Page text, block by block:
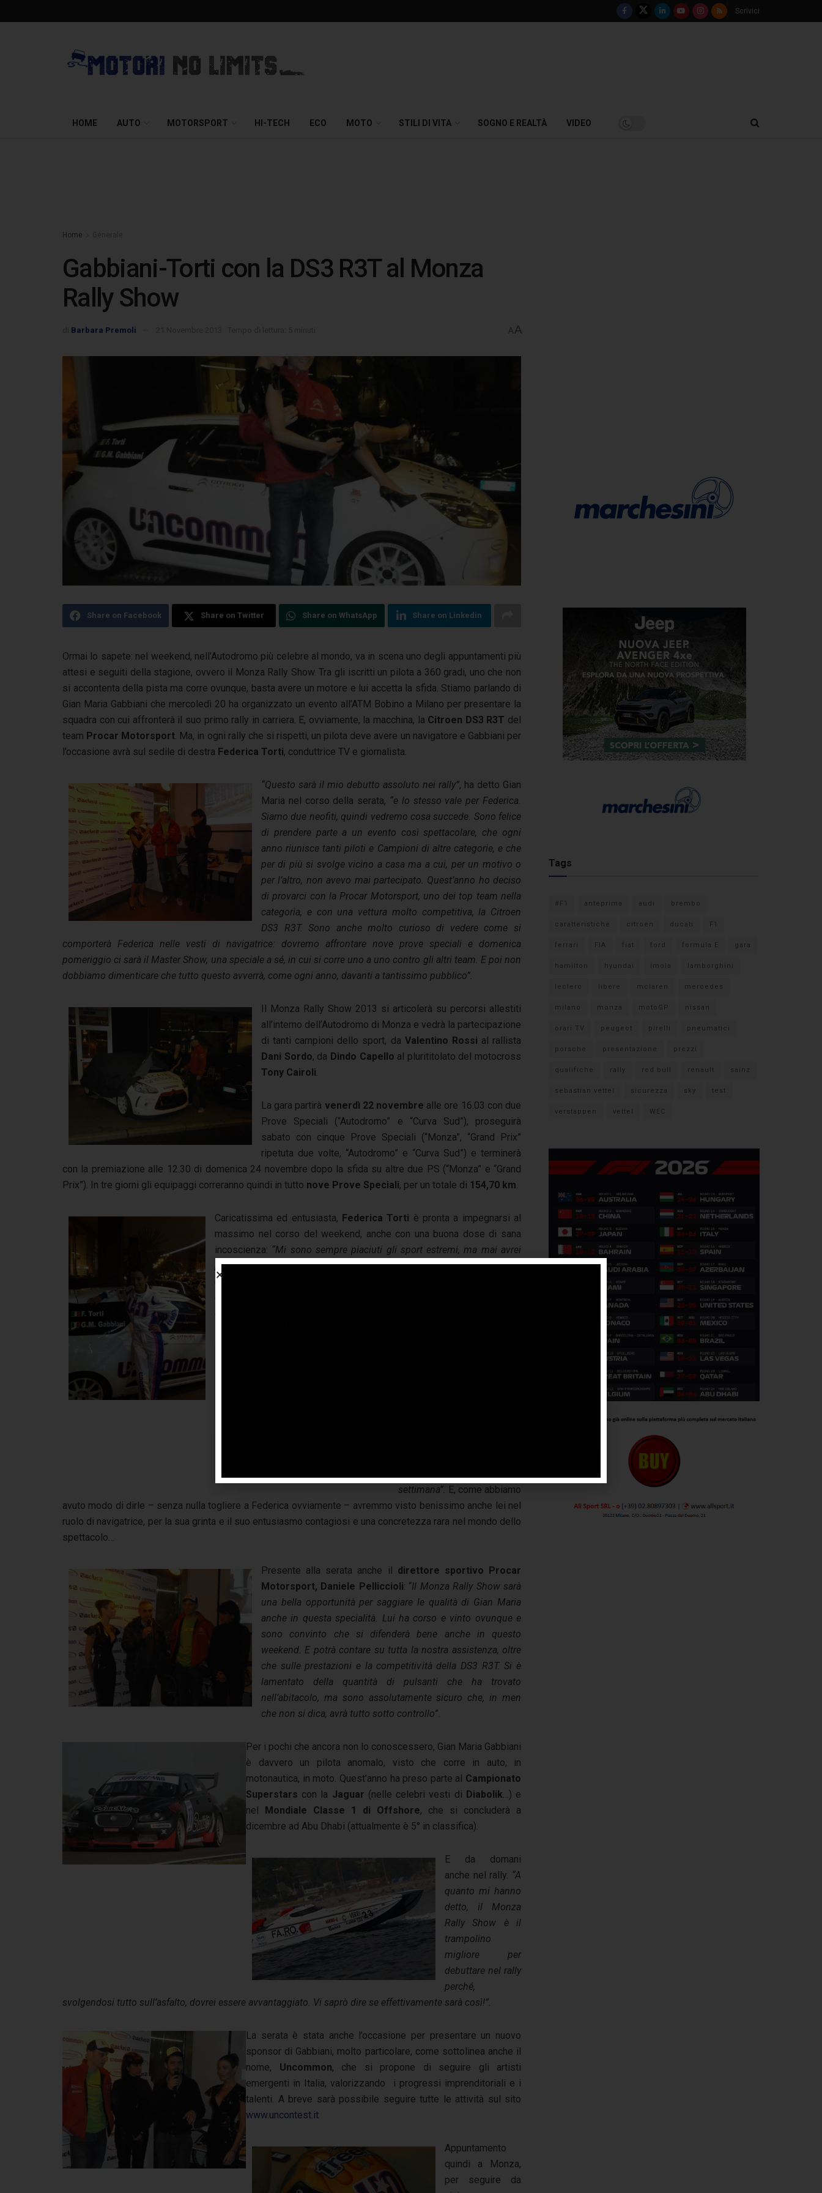
Scrivici
HOME AUTO MOTORSPORT HI-TECH ECO MOTO STILI DI VITA SOGNO E REALTÀ VIDEO
Home
Gabbiani-Torti con la DS3 R3T al Monza
Rally Show
Barbara Premoli A A
Share on Facebook Share on Twitter Share on WhatsApp Share on Linkedin
Ormai lo sapete: nel weekend, nell’Autodromo più celebre al mondo, va in scena uno degli appuntamenti più
attesi e seguiti della stagione, ovvero il Monza Rally Show. Tra gli iscritti un pilota a 360 gradi, uno che non
si accontenta della pista ma corre ovunque, basta avere un motore e lui accetta la sfida. Stiamo parlando di
Gian Maria Gabbiani che mercoledì 20 ha organizzato un evento all’ATM Bobino a Milano per presentare la
squadra con cui affronterà il suo primo rally in carriera. E, ovviamente, la macchina, la Citroen DS3 R3T del
team Procar Motorsport . Ma, in ogni rally che si rispetti, un pilota deve avere un navigatore e Gabbiani per
l’occasione avrà sul sedile di destra Federica Torti, conduttrice TV e giornalista.
“Questo sarà il mio debutto assoluto nei rally”, ha detto Gian
Maria nel corso della serata, “e lo stesso vale per Federica.
Siamo due neofiti, quindi vedremo cosa succede. Sono felice
di prendere parte a un evento così spettacolare, che ogni
anno riunisce tanti piloti e Campioni di altre categorie, e che
per di più si svolge vicino a casa ma a cui, per un motivo o
per l’altro, non avevo mai partecipato. Quest’anno ho deciso
di provarci con la Procar Motorsport, uno dei top team nella
categoria, e con una vettura molto competitiva, la Citroen
DS3 R3T. Sono anche molto curioso di vedere come si
comporterà Federica nelle vesti di navigatrice: dovremo affrontare nove prove speciali e domenica
pomeriggio ci sarà il Master Show, una speciale a sé, in cui si corre uno a uno contro gli altri team. E poi non
dobbiamo dimenticare che tutto questo avverrà, come ogni anno, davanti a tantissimo pubblico”.
Il Monza Rally Show 2013 si articolerà su percorsi allestiti
all’interno dell’Autodromo di Monza e vedrà la partecipazione
di tanti campioni dello sport, da Valentino Rossi al rallista
Dani Sordo, da Dindo Capello al plurititolato del motocross
Tony Cairoli
La gara partirà venerdì 22 novembre alle ore 16.03 con due
Prove Speciali (“Autodromo” e “Curva Sud”), proseguirà
sabato con cinque Prove Speciali (“Monza”, “Grand Prix”
ripetuta due volte, “Autodromo” e “Curva Sud”) e terminerà
con la premiazione alle 12.30 di domenica 24 novembre dopo la sfida su altre due PS (“Monza” e “Grand
Prix”). In tre giorni gli equipaggi correranno quindi in tutto nove Prove Speciali, per un totale di 154,70 km
Caricatissima ed entusiasta, Federica Torti è pronta a impegnarsi al
massimo nel corso del weekend, anche con una buona dose di sana
incoscienza: “Mi sono sempre piaciuti gli sport estremi, ma mai avrei
pensato di provare anche il rally”, ci ha detto sorridente.“Non ho paura
di mettermi in gioco e vi assicuro che in pista non mi vedrete vestita
settimana”. E, come abbiamo
avuto modo di dirle – senza nulla togliere a Federica ovviamente – avremmo visto benissimo anche lei nel
ruolo di navigatrice, per la sua grinta e il suo entusiasmo contagiosi e una concretezza rara nel mondo dello
spettacolo…
Presente alla serata anche il direttore sportivo Procar
Motorsport, Daniele Pelliccioli: “Il Monza Rally Show sarà
una bella opportunità per saggiare le qualità di Gian Maria
anche in questa specialità. Lui ha corso e vinto ovunque e
sono convinto che si difenderà bene anche in questo
weekend. E potrà contare su tutta la nostra assistenza, oltre
che sulle prestazioni e la competitività della DS3 R3T. Si è
lamentato della quantità di pulsanti che ha trovato
nell’abitacolo, ma sono assolutamente sicuro che, in men
che non si dica, avrà tutto sotto controllo”.
Per i pochi che ancora non lo conoscessero, Gian Maria Gabbiani
è davvero un pilota anomalo, visto che corre in auto, in
motonautica, in moto. Quest’anno ha preso parte al Campionato
Superstars con la Jaguar (nelle celebri vesti di Diabolik …) e
nel Mondiale Classe 1 di Offshore, che si concluderà a
dicembre ad Abu Dhabi (attualmente è 5° in classifica).
E da domani
anche nel rally. “A
quanto mi hanno
detto, il Monza
Rally Show è il
trampolino
migliore per
debuttare nel rally
perché,
svolgendosi tutto sull’asfalto, dovrei essere avvantaggiato. Vi saprò dire se effettivamente sarà così!”.
La serata è stata anche l’occasione per presentare un nuovo
sponsor di Gabbiani, molto particolare, come sottolinea anche il
nome, Uncommon, che si propone di seguire gli artisti
emergenti in Italia, valorizzando i progressi imprenditoriali e i
talenti. A breve sarà possibile seguire tutte le attività sul sito
www.uncontest.it
Appuntamento
quindi a Monza,
per seguire da
Tags
#F1 anteprima audi brembo
caratteristiche citroen ducati F1
ferrari FIA fiat ford formula E gara
hamilton hyundai imola lamborghini
leclerc libere mclaren mercedes
milano monza motoGP nissan
orari TV peugeot pirelli pneumatici
porsche presentazione prezzi
qualifiche rally red bull renault sainz
sebastian vettel sicurezza sky test
verstappen vettel WEC